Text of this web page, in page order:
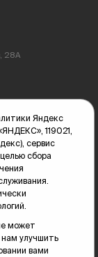
28А
Яндекс
119021,
сервис
сбора
может
улучшить
вами